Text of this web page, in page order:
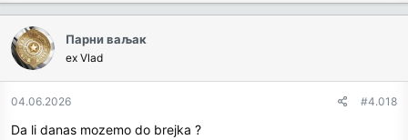
a
c
t
i
n
:
Парни ваљак
ex Vlad
04.06.2026 #4.018
Da li danas mozemo do brejka ?